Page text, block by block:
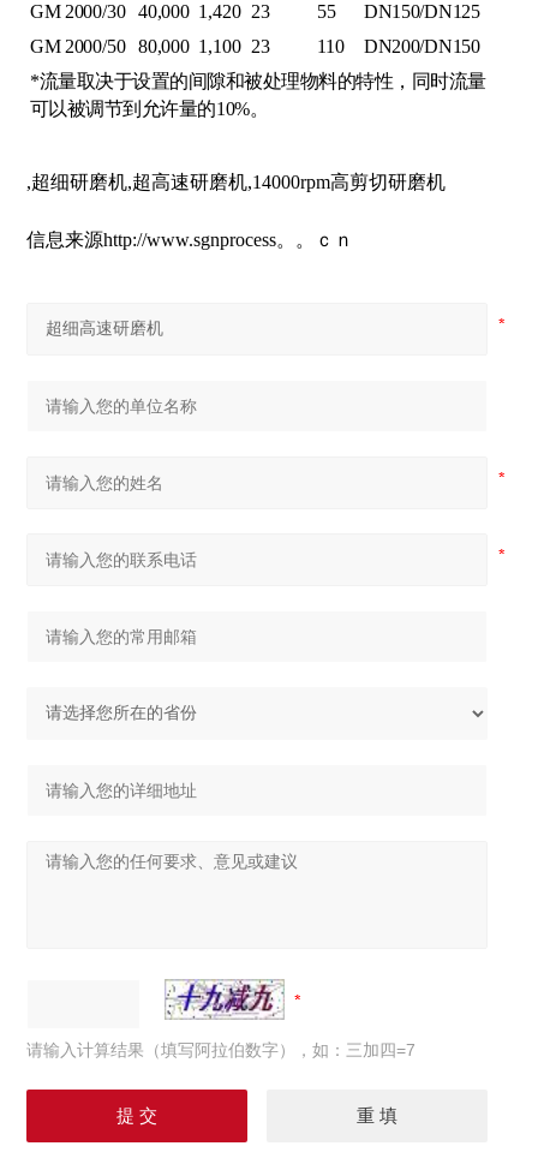
GM 2000/30
40,000 1,420 23 55
DN150/DN125
GM 2000/50
80,000 1,100 23 110
DN200/DN150
*流量取决于设置的间隙和被处理物料的特性，同时流量
可以被调节到允许量的10%。
,超细研磨机,超高速研磨机,14000rpm高剪切研磨机
信息来源http://www.sgnprocess。。ｃｎ
请输入计算结果（填写阿拉伯数字），如：三加四=7